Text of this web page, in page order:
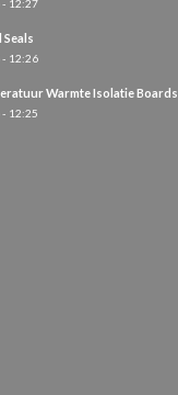
12:27
12:26
Warmte Isolatie Boards
12:25